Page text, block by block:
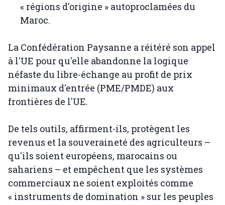
« régions d'origine » autoproclamées du
Maroc.
La Confédération Paysanne a réitéré son appel
à l'UE pour qu'elle abandonne la logique
néfaste du libre-échange au profit de prix
minimaux d'entrée (PME/PMDE) aux
frontières de l'UE.
De tels outils, affirment-ils, protègent les
revenus et la souveraineté des agriculteurs –
qu'ils soient européens, marocains ou
sahariens – et empêchent que les systèmes
commerciaux ne soient exploités comme
« instruments de domination » sur les peuples